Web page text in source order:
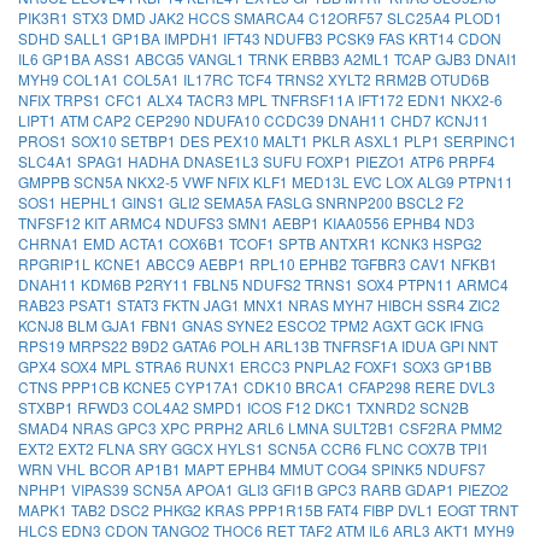
PIK3R1 STX3 DMD JAK2 HCCSSMARCA4C12ORF57SLC25A4 PLOD1
SDHD SALL1 GP1BA IMPDH1 IFT43 NDUFB3 PCSK9 FAS KRT14CDON
IL6 GP1BAASS1 ABCG5 VANGL1 TRNK ERBB3 A2ML1 TCAPGJB3 DNAI1
MYH9 COL1A1 COL5A1 IL17RC TCF4TRNS2 XYLT2 RRM2BOTUD6B
NFIXTRPS1 CFC1 ALX4TACR3 MPL TNFRSF11A IFT172 EDN1 NKX2-6
LIPT1 ATM CAP2 CEP290 NDUFA10 CCDC39 DNAH11 CHD7 KCNJ11
PROS1 SOX10 SETBP1 DES PEX10 MALT1 PKLR ASXL1 PLP1 SERPINC1
SLC4A1 SPAG1 HADHA DNASE1L3 SUFU FOXP1 PIEZO1 ATP6 PRPF4
GMPPBSCN5A NKX2-5 VWF NFIX KLF1 MED13L EVC LOXALG9 PTPN11
SOS1 HEPHL1 GINS1 GLI2 SEMA5A FASLGSNRNP200 BSCL2 F2
TNFSF12 KITARMC4 NDUFS3 SMN1 AEBP1 KIAA0556 EPHB4 ND3
CHRNA1 EMD ACTA1 COX6B1 TCOF1 SPTBANTXR1 KCNK3 HSPG2
RPGRIP1L KCNE1 ABCC9 AEBP1 RPL10 EPHB2 TGFBR3 CAV1 NFKB1
DNAH11 KDM6B P2RY11 FBLN5 NDUFS2 TRNS1 SOX4 PTPN11 ARMC4
RAB23 PSAT1 STAT3 FKTN JAG1 MNX1 NRAS MYH7 HIBCH SSR4ZIC2
KCNJ8 BLM GJA1 FBN1 GNASSYNE2 ESCO2 TPM2 AGXTGCK IFNG
RPS19 MRPS22 B9D2 GATA6 POLH ARL13BTNFRSF1A IDUAGPI NNT
GPX4SOX4 MPL STRA6 RUNX1 ERCC3 PNPLA2 FOXF1 SOX3 GP1BB
CTNS PPP1CB KCNE5 CYP17A1 CDK10 BRCA1 CFAP298 RERE DVL3
STXBP1 RFWD3 COL4A2 SMPD1 ICOS F12 DKC1 TXNRD2 SCN2B
SMAD4 NRASGPC3 XPC PRPH2 ARL6 LMNASULT2B1 CSF2RA PMM2
EXT2 EXT2 FLNASRYGGCX HYLS1 SCN5ACCR6 FLNC COX7BTPI1
WRN VHL BCOR AP1B1 MAPT EPHB4 MMUTCOG4SPINK5 NDUFS7
NPHP1 VIPAS39 SCN5AAPOA1 GLI3 GFI1BGPC3 RARBGDAP1 PIEZO2
MAPK1 TAB2 DSC2 PHKG2 KRAS PPP1R15B FAT4 FIBP DVL1 EOGTTRNT
HLCS EDN3 CDON TANGO2 THOC6 RETTAF2 ATM IL6 ARL3 AKT1 MYH9